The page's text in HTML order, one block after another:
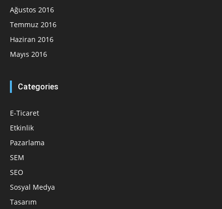
Ağustos 2016
Temmuz 2016
Haziran 2016
Mayıs 2016
Categories
E-Ticaret
Etkinlik
Pazarlama
SEM
SEO
Sosyal Medya
Tasarım